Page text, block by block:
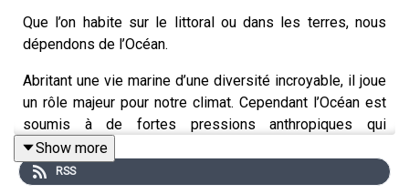
Que l’on habite sur le littoral ou dans les terres, nous
dépendons de l’Océan.
Abritant une vie marine d’une diversité incroyable, il joue
un rôle majeur pour notre climat. Cependant l’Océan est
soumis à de fortes pressions anthropiques qui
l’empêchent de remplir sa mission de régulateur,
exposant ainsi les Hommes à des catastrophes
naturelles de plus en plus fréquentes. Découvrez dans
Show more
RSS